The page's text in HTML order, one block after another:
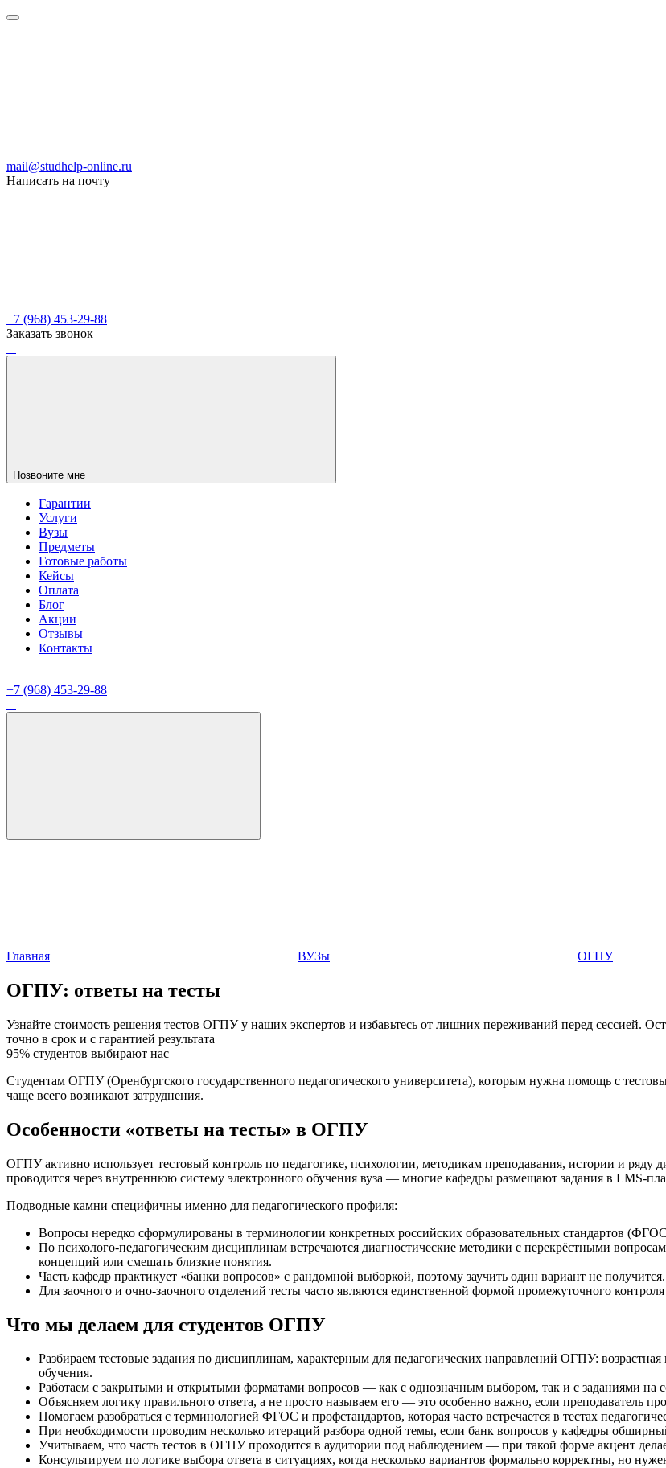
mail@studhelp-online.ru
Написать на почту
+7 (968) 453-29-88
Заказать звонок
Позвоните мне
Гарантии
Услуги
Вузы
Предметы
Готовые работы
Кейсы
Оплата
Блог
Акции
Отзывы
Контакты
+7 (968) 453-29-88
Главная ВУЗы ОГПУ
ОГПУ: ответы на тесты
Узнайте стоимость решения тестов ОГПУ у наших экспертов и избавьтесь от лишних переживаний перед сессией.
точно в срок и с гарантией результата
95% студентов выбирают нас
Студентам ОГПУ (Оренбургского государственного педагогического университета), которым нужна помощь с
чаще всего возникают затруднения.
Особенности «ответы на тесты» в ОГПУ
ОГПУ активно использует тестовый контроль по педагогике, психологии, методикам преподавания, истории и ряду
проводится через внутреннюю систему электронного обучения вуза — многие кафедры размещают задания в LMS-
Подводные камни специфичны именно для педагогического профиля:
Вопросы нередко сформулированы в терминологии конкретных российских образовательных стандартов
По психолого-педагогическим дисциплинам встречаются диагностические методики с перекрёстными
концепций или смешать близкие понятия.
Часть кафедр практикует «банки вопросов» с рандомной выборкой, поэтому заучить один вариант не получится.
Для заочного и очно-заочного отделений тесты часто являются единственной формой промежуточного
Что мы делаем для студентов ОГПУ
Разбираем тестовые задания по дисциплинам, характерным для педагогических направлений ОГПУ:
обучения.
Работаем с закрытыми и открытыми форматами вопросов — как с однозначным выбором, так и с заданиями на
Объясняем логику правильного ответа, а не просто называем его — это особенно важно, если преподаватель
Помогаем разобраться с терминологией ФГОС и профстандартов, которая часто встречается в тестах
При необходимости проводим несколько итераций разбора одной темы, если банк вопросов у кафедры
Учитываем, что часть тестов в ОГПУ проходится в аудитории под наблюдением — при такой форме акцент
Консультируем по логике выбора ответа в ситуациях, когда несколько вариантов формально корректны, но